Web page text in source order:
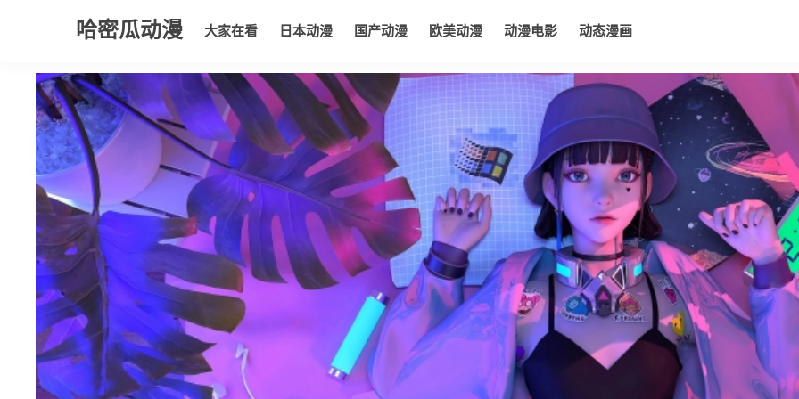
哈密瓜动漫 大家在看 日本动漫 国产动漫 欧美动漫 动漫电影 动态漫画
大家在看 日本动漫 国产动漫 欧美动漫 动漫电影 动态漫画